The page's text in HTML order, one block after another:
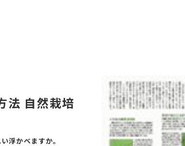
法 自然栽培
浮かべますか。